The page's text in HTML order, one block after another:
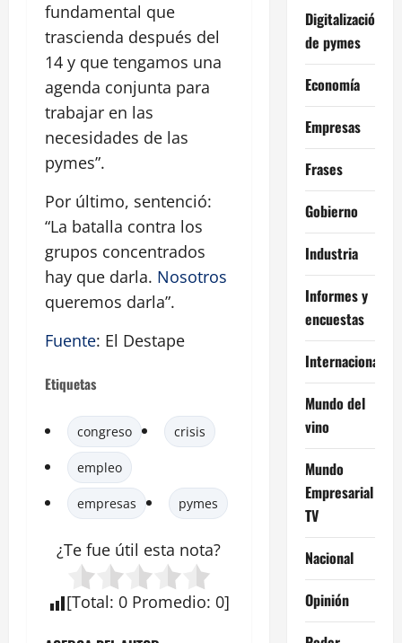
fundamental que
trascienda después del
14 y que tengamos una
agenda conjunta para
trabajar en las
necesidades de las
pymes”.
Por último, sentenció:
“La batalla contra los
grupos concentrados
hay que darla. Nosotros
queremos darla”.
Fuente: El Destape
Etiquetas
congreso crisis
empleo
empresas pymes
¿Te fue útil esta nota?
[Total: 0 Promedio: 0]
Digitalización
de pymes
Economía
Empresas
Frases
Gobierno
Industria
Informes y
encuestas
Internacional
Mundo del
vino
Mundo
Empresarial
TV
Nacional
Opinión